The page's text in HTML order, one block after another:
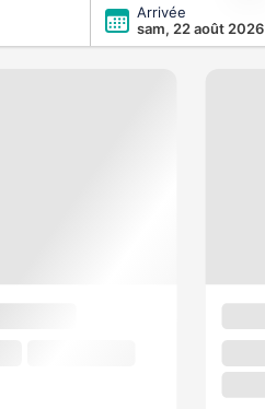
Arrivée
sam, 22 août 2026